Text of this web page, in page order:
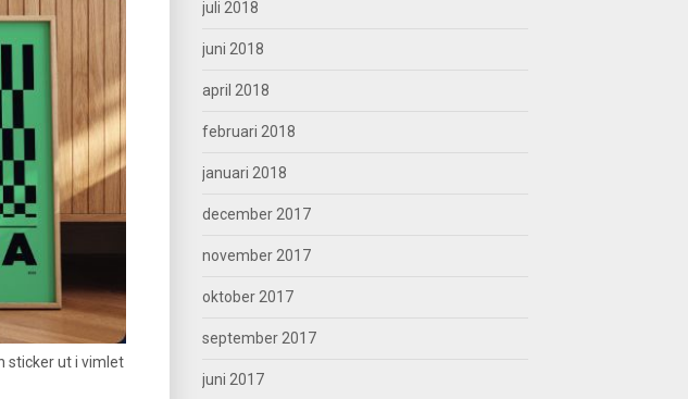
sticker ut i vimlet
juli 2018
juni 2018
april 2018
februari 2018
januari 2018
december 2017
november 2017
oktober 2017
september 2017
juni 2017